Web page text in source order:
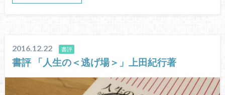
2016.12.22 書評
書評 「人生の＜逃げ場＞」上田紀行著